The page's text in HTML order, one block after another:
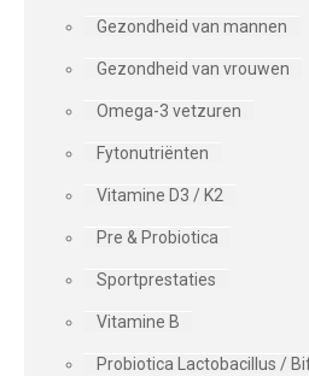
Gezondheid van mannen
Gezondheid van vrouwen
Omega-3 vetzuren
Fytonutriënten
Vitamine D3 / K2
Pre & Probiotica
Sportprestaties
Vitamine B
Probiotica Lactobacillus /